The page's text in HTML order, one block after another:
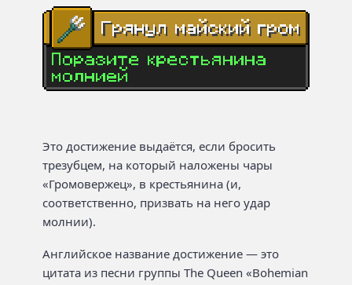
Это достижение выдаётся, если бросить
трезубцем, на который наложены чары
«Громовержец», в крестьянина (и,
соответственно, призвать на него удар
молнии).
Английское название достижение — это
цитата из песни группы The Queen «Bohemian